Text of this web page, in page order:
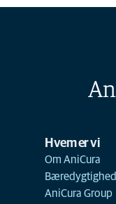
Hvem er vi
Om AniCura
Bæredygtighed
AniCura Group